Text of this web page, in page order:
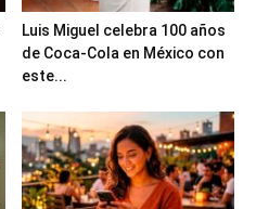
Luis Miguel celebra 100 años
de Coca-Cola en México con
este...